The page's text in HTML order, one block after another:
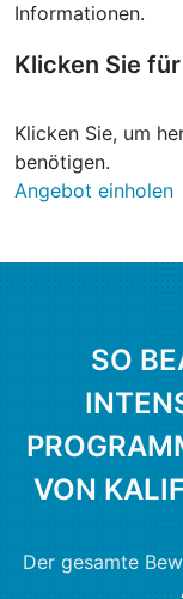
Informationen.
Klicken Sie
Klicken Sie, um
benötigen.
Angebot einholen
SO
VON
Der gesamte